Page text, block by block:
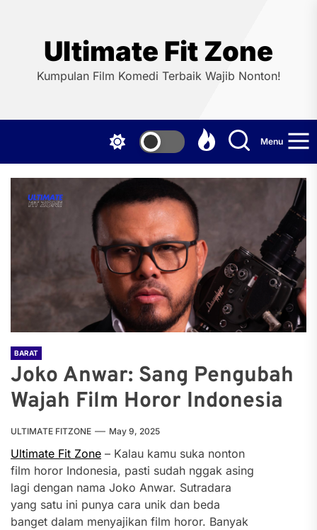
Ultimate Fit Zone
Kumpulan Film Komedi Terbaik Wajib Nonton!
Menu
BARAT
Joko Anwar: Sang Pengubah
Wajah Film Horor Indonesia
ULTIMATE FITZONE May 9, 2025
Ultimate Fit Zone – Kalau kamu suka nonton
film horor Indonesia, pasti sudah nggak asing
lagi dengan nama Joko Anwar. Sutradara
yang satu ini punya cara unik dan beda
banget dalam menyajikan film horor. Banyak